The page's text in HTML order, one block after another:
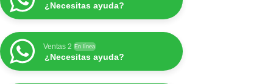
¿Necesitas ayuda?
Ventas 2 En línea
¿Necesitas ayuda?